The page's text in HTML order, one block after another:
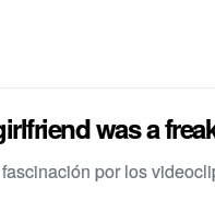
was a
por los